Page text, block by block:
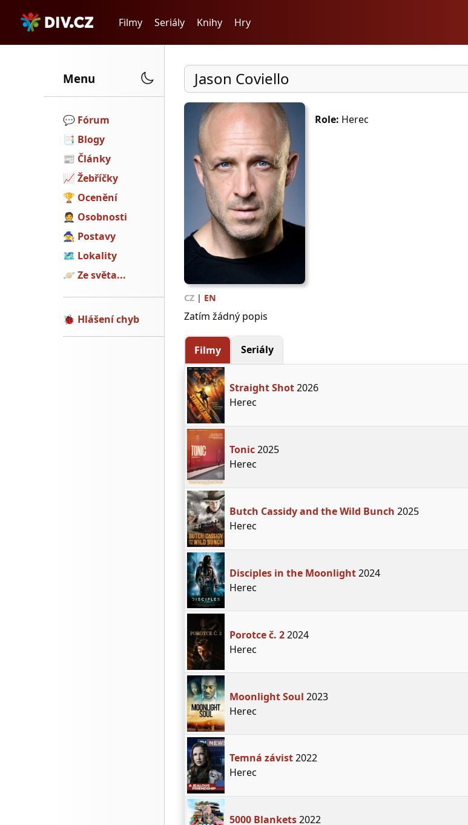
Filmy Seriály Knihy Hry
Menu
💬️ Fórum
📑 Blogy
📰 Články
📈 Žebříčky
🏆 Ocenění
🤵 Osobnosti
🧙 Postavy
🗺 Lokality
🪐 Ze světa...
🐞 Hlášení chyb
Jason Coviello
Role: Herec
CZ | EN
Zatím žádný popis
Filmy Seriály
Straight Shot2026
Herec
Tonic2025
Herec
Butch Cassidy and the Wild Bunch 2025
Herec
Disciples in the Moonlight2024
Herec
Porotce č. 22024
Herec
Moonlight Soul 2023
Herec
Temná závist2022
Herec
5000 Blankets2022